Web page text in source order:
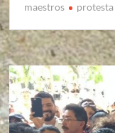
maestros